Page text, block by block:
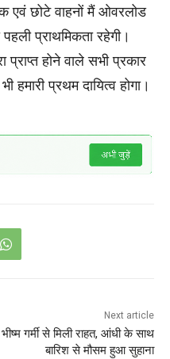
एवं छोटे वाहनों मैं ओवरलोड
प्राथमिकता रहेगी।
प्राप्त होने वाले सभी प्रकार
प्रथम दायित्व होगा।
Next article
भीष्म गर्मी से मिली राहत, आंधी के साथ
बारिश से मौसम हुआ सुहाना